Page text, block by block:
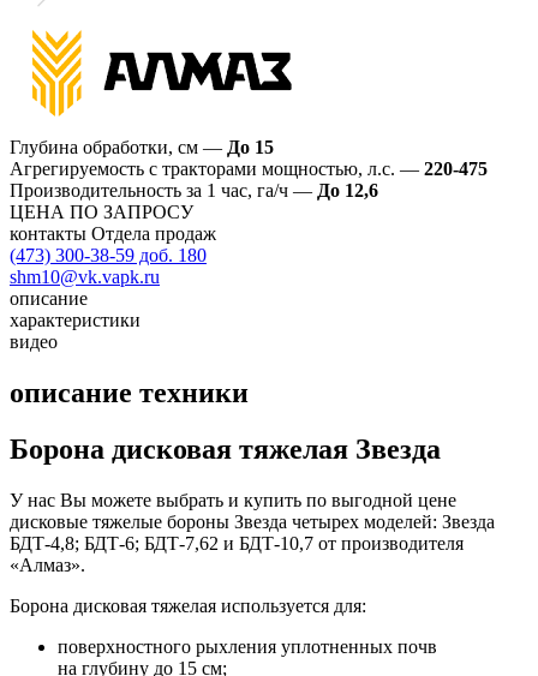
Глубина обработки, см — До 15
Агрегируемость с тракторами мощностью, л.с. — 220-475
Производительность за 1 час, га/ч — До 12,6
ЦЕНА ПО ЗАПРОСУ
контакты Отдела продаж
(473) 300-38-59 доб. 180
shm10@vk.vapk.ru
описание
характеристики
видео
описание техники
Борона дисковая тяжелая Звезда
У нас Вы можете выбрать и купить по выгодной цене
дисковые тяжелые бороны Звезда четырех моделей: Звезда
БДТ-4,8; БДТ-6; БДТ-7,62 и БДТ-10,7 от производителя
«Алмаз».
Борона дисковая тяжелая используется для:
поверхностного рыхления уплотненных почв
на глубину до 15 см;